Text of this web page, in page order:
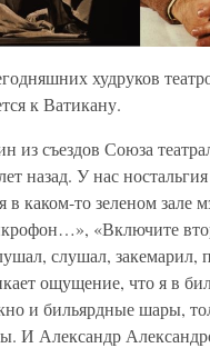
худруков
к Ватикану.
из съездов Союза
назад. У нас
в каком-то зеленом зале
«Включите
слушал, закемарил,
ощущение, что я в
и бильярдные шары,
И Александр